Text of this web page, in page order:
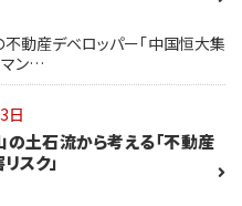
動産デベロッパー「中国恒大集
マン…
日
土石流から考える「不動産
スク」